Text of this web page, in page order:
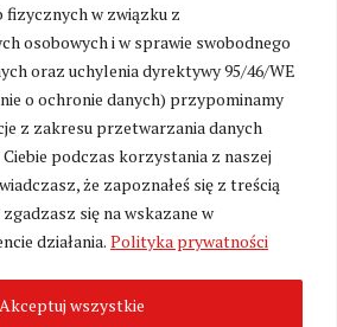
fizycznych w związku z
osobowych i w sprawie swobodnego
oraz uchylenia dyrektywy 95/46/WE
o ochronie danych) przypominamy
z zakresu przetwarzania danych
podczas korzystania z naszej
że zapoznałeś się z treścią
się na wskazane w
działania. Polityka prywatności
Akceptuj wszystkie
ustawienia cookies
Prawa Zastrzeżone.